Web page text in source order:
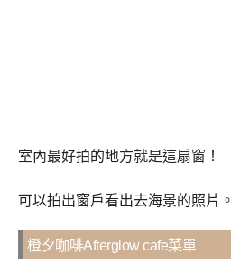
室內最好拍的地方就是這扇窗！
可以拍出窗戶看出去海景的照片。
橙夕咖啡Afterglow cafe菜單